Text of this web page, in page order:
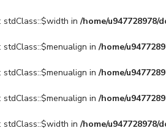
stdClass::$width in/home/
stdClass::$menualign in/home/
stdClass::$menualign in/home/
stdClass::$menualign in/home/
stdClass::$width in/home/